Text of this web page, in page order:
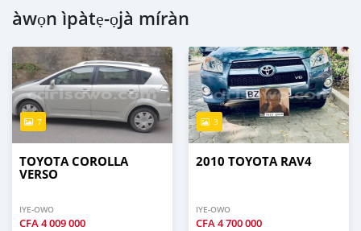
àwọn ìpàtẹ-ọjà míràn
7
TOYOTA COROLLA
VERSO
IYE-OWO
CFA4 009 000
3
2010 TOYOTA RAV4
IYE-OWO
CFA4 700 000